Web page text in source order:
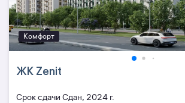
Комфорт
ЖК Zenit
Cрок сдачи Сдан, 2024 г.